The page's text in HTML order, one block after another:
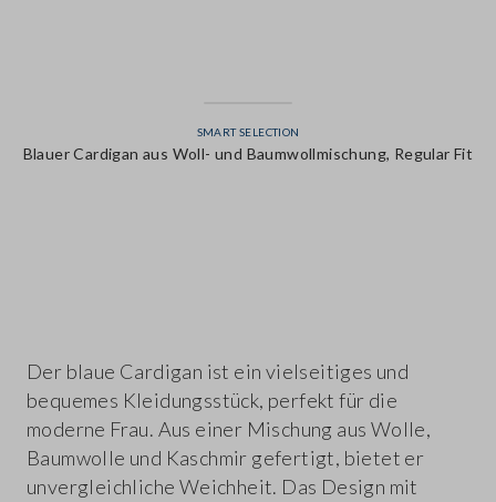
SMART SELECTION
Blauer Cardigan aus Woll- und Baumwollmischung, Regular Fit
Der blaue Cardigan ist ein vielseitiges und
bequemes Kleidungsstück, perfekt für die
moderne Frau. Aus einer Mischung aus Wolle,
Baumwolle und Kaschmir gefertigt, bietet er
unvergleichliche Weichheit. Das Design mit